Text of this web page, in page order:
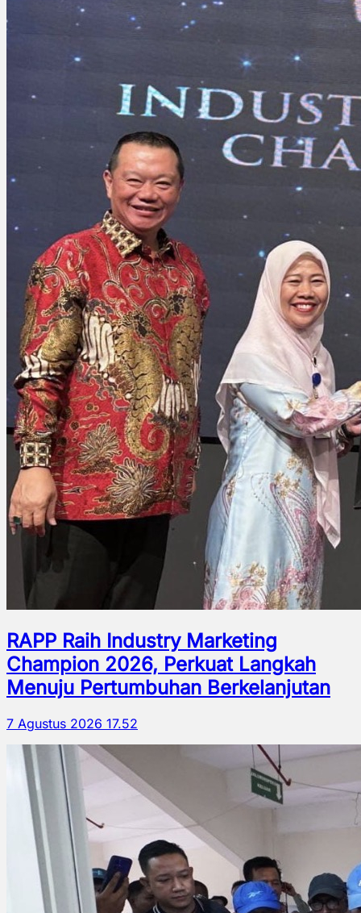
RAPP Raih Industry Marketing
Champion 2026, Perkuat Langkah
Menuju Pertumbuhan Berkelanjutan
7 Agustus 2026 17.52